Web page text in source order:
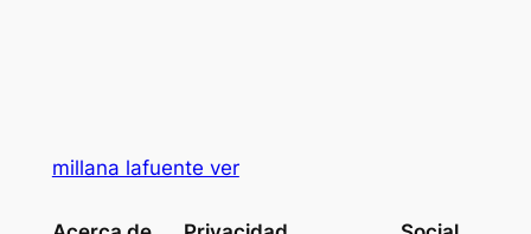
millana lafuente ver